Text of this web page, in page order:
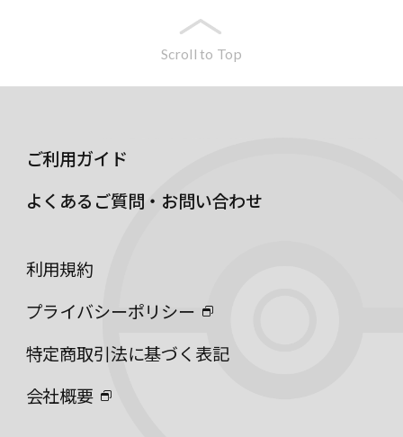
Scroll to Top
ご利用ガイド
よくあるご質問・お問い合わせ
利用規約
プライバシーポリシー
特定商取引法に基づく表記
会社概要